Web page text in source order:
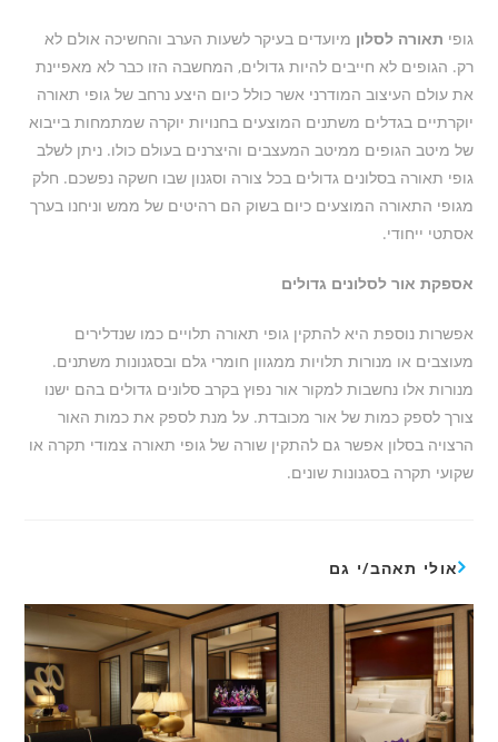
גופי תאורה לסלון מיועדים בעיקר לשעות הערב והחשיכה אולם לא
רק. הגופים לא חייבים להיות גדולים, המחשבה הזו כבר לא מאפיינת
את עולם העיצוב המודרני אשר כולל כיום היצע נרחב של גופי תאורה
יוקרתיים בגדלים משתנים המוצעים בחנויות יוקרה שמתמחות בייבוא
של מיטב הגופים ממיטב המעצבים והיצרנים בעולם כולו. ניתן לשלב
גופי תאורה בסלונים גדולים בכל צורה וסגנון שבו חשקה נפשכם. חלק
מגופי התאורה המוצעים כיום בשוק הם רהיטים של ממש וניחנו בערך
אסתטי ייחודי.
אספקת אור לסלונים גדולים
אפשרות נוספת היא להתקין גופי תאורה תלויים כמו שנדלירים
מעוצבים או מנורות תלויות ממגוון חומרי גלם ובסגנונות משתנים.
מנורות אלו נחשבות למקור אור נפוץ בקרב סלונים גדולים בהם ישנו
צורך לספק כמות של אור מכובדת. על מנת לספק את כמות האור
הרצויה בסלון אפשר גם להתקין שורה של גופי תאורה צמודי תקרה או
שקועי תקרה בסגנונות שונים.
אולי תאהב/י גם